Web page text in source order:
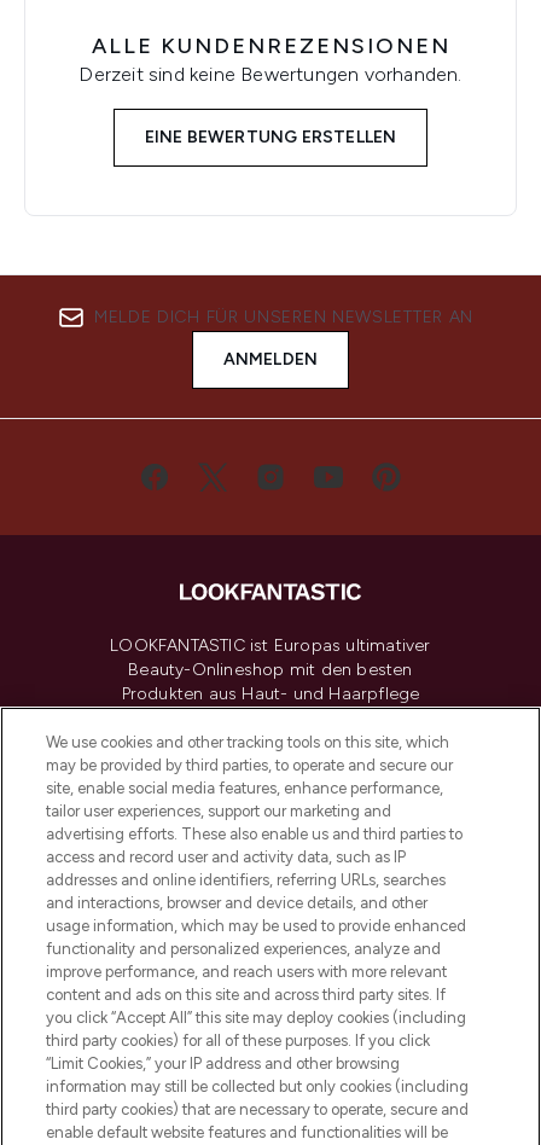
ALLE KUNDENREZENSIONEN
Derzeit sind keine Bewertungen vorhanden.
EINE BEWERTUNG ERSTELLEN
MELDE DICH FÜR UNSEREN NEWSLETTER AN
ANMELDEN
LOOKFANTASTIC ist Europas ultimativer
Beauty-Onlineshop mit den besten
Produkten aus Haut- und Haarpflege
renommierten Marken. Shoppe online
oder über die App mit kostenloser
Lieferung ab einem Einkaufswert von 30€.
Cookie-Einwilligung
Do Not Sell or Share My Personal
Information
HILFE & INFORMATION
IMPRESSUM
ÜBER LOOKFANTASTIC
We use cookies and other tracking tools on this site, which
may be provided by third parties, to operate and secure our
site, enable social media features, enhance performance,
tailor user experiences, support our marketing and
advertising efforts. These also enable us and third parties to
access and record user and activity data, such as IP
addresses and online identifiers, referring URLs, searches
and interactions, browser and device details, and other
usage information, which may be used to provide enhanced
functionality and personalized experiences, analyze and
improve performance, and reach users with more relevant
content and ads on this site and across third party sites. If
you click “Accept All” this site may deploy cookies (including
third party cookies) for all of these purposes. If you click
“Limit Cookies,” your IP address and other browsing
information may still be collected but only cookies (including
third party cookies) that are necessary to operate, secure and
enable default website features and functionalities will be